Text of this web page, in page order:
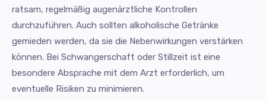
ratsam, regelmäßig augenärztliche Kontrollen
durchzuführen. Auch sollten alkoholische Getränke
gemieden werden, da sie die Nebenwirkungen verstärken
können. Bei Schwangerschaft oder Stillzeit ist eine
besondere Absprache mit dem Arzt erforderlich, um
eventuelle Risiken zu minimieren.